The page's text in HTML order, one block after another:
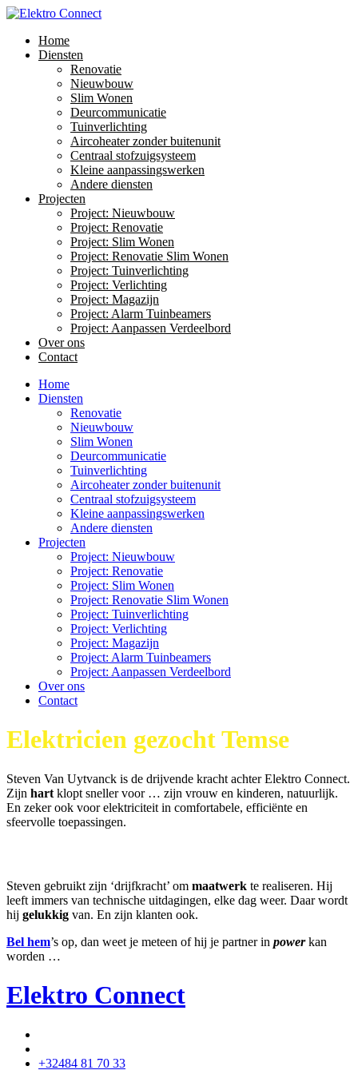
Home
Diensten
Renovatie
Nieuwbouw
Slim Wonen
Deurcommunicatie
Tuinverlichting
Aircoheater zonder buitenunit
Centraal stofzuigsysteem
Kleine aanpassingswerken
Andere diensten
Projecten
Project: Nieuwbouw
Project: Renovatie
Project: Slim Wonen
Project: Renovatie Slim Wonen
Project: Tuinverlichting
Project: Verlichting
Project: Magazijn
Project: Alarm Tuinbeamers
Project: Aanpassen Verdeelbord
Over ons
Contact
Home
Diensten
Renovatie
Nieuwbouw
Slim Wonen
Deurcommunicatie
Tuinverlichting
Aircoheater zonder buitenunit
Centraal stofzuigsysteem
Kleine aanpassingswerken
Andere diensten
Projecten
Project: Nieuwbouw
Project: Renovatie
Project: Slim Wonen
Project: Renovatie Slim Wonen
Project: Tuinverlichting
Project: Verlichting
Project: Magazijn
Project: Alarm Tuinbeamers
Project: Aanpassen Verdeelbord
Over ons
Contact
Elektricien gezocht Temse
Steven Van Uytvanck is de drijvende kracht achter Elektro Connect.
Zijn hart klopt sneller voor … zijn vrouw en kinderen, natuurlijk.
En zeker ook voor elektriciteit in comfortabele, efficiënte en
sfeervolle toepassingen.
Steven gebruikt zijn ‘drijfkracht’ om maatwerk te realiseren. Hij
leeft immers van technische uitdagingen, elke dag weer. Daar wordt
hij gelukkig van. En zijn klanten ook.
Bel hem’s op, dan weet je meteen of hij je partner in powerkan
worden …
Elektro Connect
+32484 81 70 33